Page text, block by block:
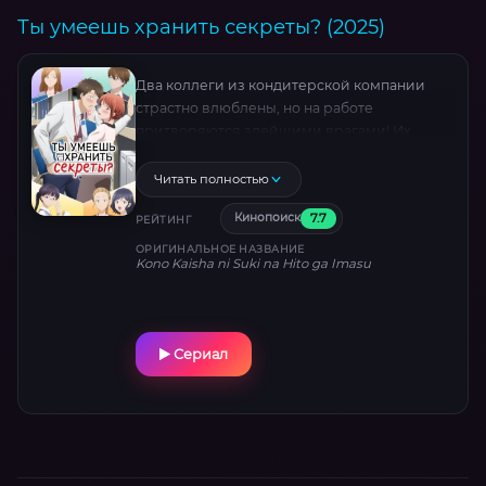
Ты умеешь хранить секреты? (2025)
Два коллеги из кондитерской компании
страстно влюблены, но на работе
и разговоров. Но чем дольше игра, тем
нелепее промахи... Секрет на грани
скандала!
Читать полностью
РЕЙТИНГ Кинопоиск 7.7
ОРИГИНАЛЬНОЕ НАЗВАНИЕ
Kono Kaisha ni Suki na Hito ga Imasu
Сериал